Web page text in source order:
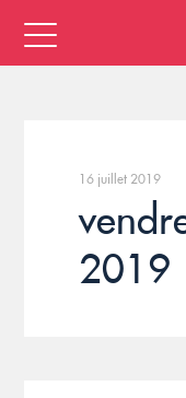
16 juillet 2019
2019